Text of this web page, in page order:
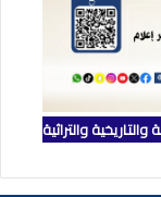
والتراثية